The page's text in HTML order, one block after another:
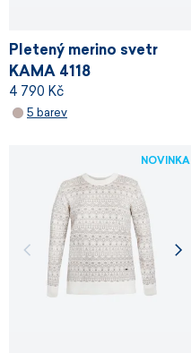
Pletený merino svetr
KAMA 4118
4 790 Kč
5 barev
NOVINKA